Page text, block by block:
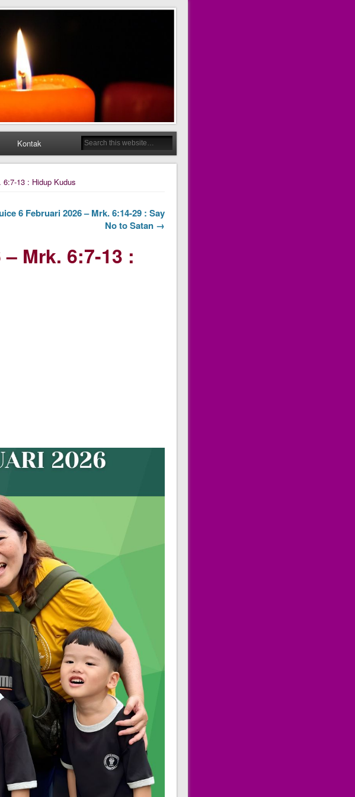
Kontak
13 : Hidup Kudus
6 Februari 2026 – Mrk. 6:14-29 : Say
No to Satan →
Mrk. 6:7-13 :